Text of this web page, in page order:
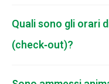
Quali sono gli orari
(check‑out)?